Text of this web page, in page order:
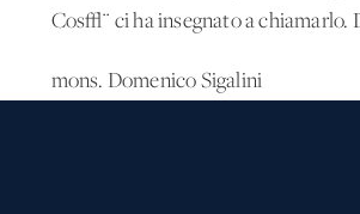
Cos√¨ ci ha insegnato a
mons. Domenico Sigalini